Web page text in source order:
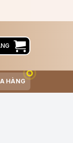
HÀNG